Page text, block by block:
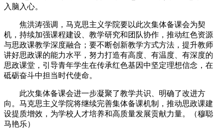
入脑入心。
焦洪涛强调，马克思主义学院要以此次集体备课会为契
机，持续加强课程建设、教学研究和团队协作，推动红色资源
与思政课教学深度融合；要不断创新教学方式方法，提升教师
讲好思政课的能力水平，努力打造有高度、有温度、有深度的
思政课堂，引导青年学生在传承红色基因中坚定理想信念，在
砥砺奋斗中担当时代使命。
此次集体备课会进一步凝聚了教学共识、明确了改进方
向。马克思主义学院将继续完善集体备课机制，推动思政课建
设提质增效，为学校人才培养和高质量发展贡献力量。（穆聪
马艳乐）